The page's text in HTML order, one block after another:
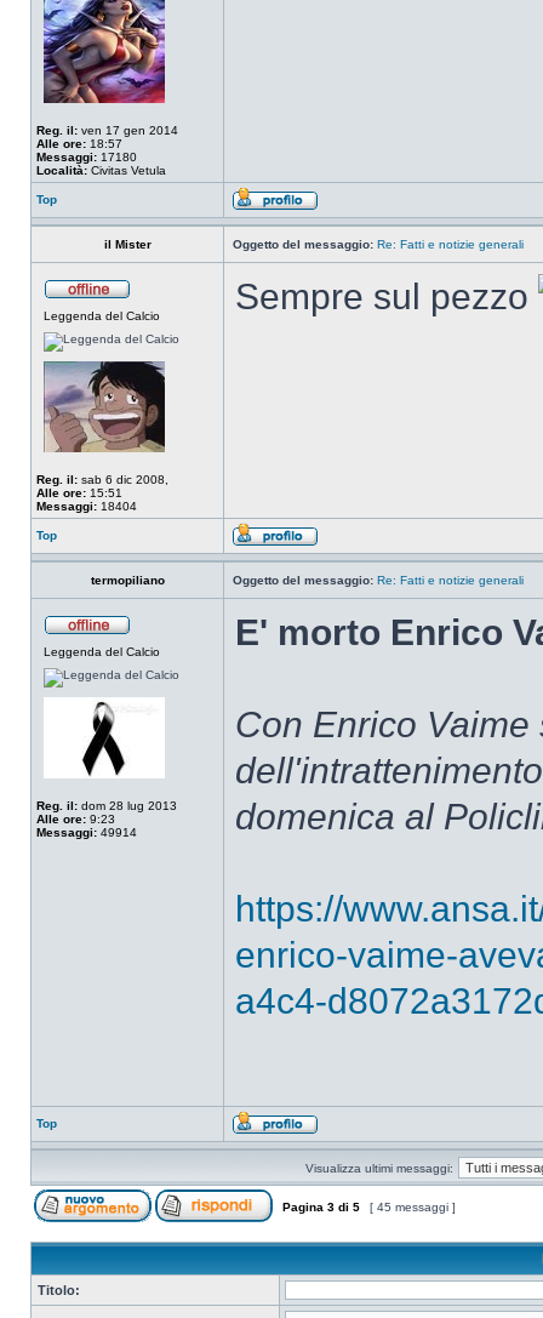
Reg. il: ven 17 gen 2014
Alle ore: 18:57
Messaggi: 17180
Località: Civitas Vetula
Top
il Mister Oggetto del messaggio: Re: Fatti e notizie generali
Leggenda del Calcio
Reg. il: sab 6 dic 2008,
Alle ore: 15:51
Messaggi: 18404
Sempre sul pezzo
Top
termopiliano Oggetto del messaggio: Re: Fatti e notizie generali
Leggenda del Calcio
Reg. il: dom 28 lug 2013
Alle ore: 9:23
Messaggi: 49914
E' morto Enrico
Con Enrico
domenica al
https://
enrico-vaime-
a4c4-
Top
Visualizza ultimi messaggi:
Pagina 3 di 5 [ 45 messaggi ]
Titolo: